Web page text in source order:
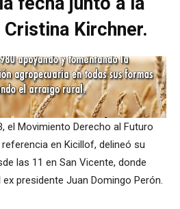
Kirchner.
el Movimiento Derecho al Futuro
referencia en Kicillof, delineó su
las 11 en San Vicente, donde
presidente Juan Domingo Perón.